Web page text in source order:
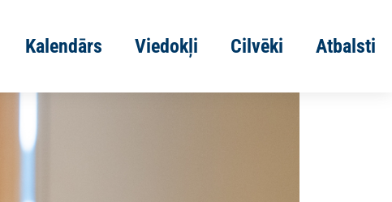
Kalendārs Viedokļi Cilvēki Atbalsti